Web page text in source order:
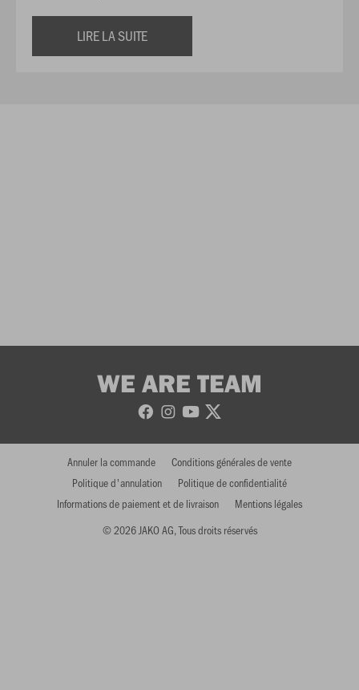
LIRE LA SUITE
WE ARE TEAM
© 2026 JAKO AG, Tous droits réservés
Annuler la commande
Conditions générales de vente
Politique d'annulation
Politique de confidentialité
Informations de paiement et de livraison
Mentions légales